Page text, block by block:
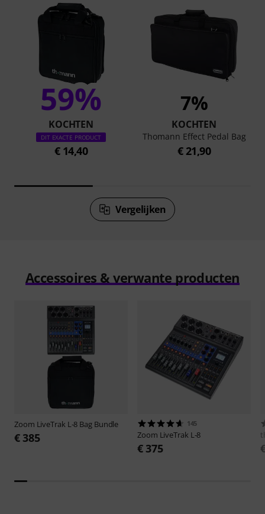
59%
KOCHTEN
DIT EXACTE PRODUCT
€ 14,40
7%
KOCHTEN
Thomann Effect Pedal Bag
€ 21,90
Vergelijken
Accessoires & verwante producten
Zoom LiveTrak L-8 Bag Bundle
€ 385
145
Zoom LiveTrak L-8
€ 375